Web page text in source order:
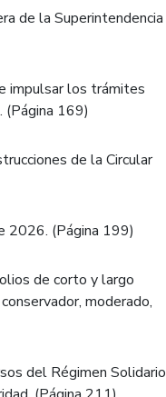
de la Superintendencia
impulsar los trámites
(Página 169)
de la Circular
2026. (Página 199)
de corto y largo
moderado,
del Régimen Solidario